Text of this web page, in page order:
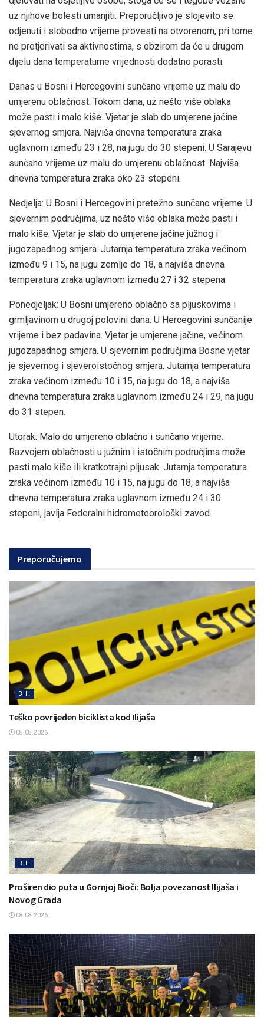
uz njihove bolesti umanjiti. Preporučljivo je slojevito se
odjenuti i slobodno vrijeme provesti na otvorenom, pri tome
ne pretjerivati sa aktivnostima, s obzirom da će u drugom
dijelu dana temperaturne vrijednosti dodatno porasti.
Danas u Bosni i Hercegovini sunčano vrijeme uz malu do
umjerenu oblačnost. Tokom dana, uz nešto više oblaka
može pasti i malo kiše. Vjetar je slab do umjerene jačine
sjevernog smjera. Najviša dnevna temperatura zraka
uglavnom između 23 i 28, na jugu do 30 stepeni. U Sarajevu
sunčano vrijeme uz malu do umjerenu oblačnost. Najviša
dnevna temperatura zraka oko 23 stepeni.
Nedjelja: U Bosni i Hercegovini pretežno sunčano vrijeme. U
sjevernim područjima, uz nešto više oblaka može pasti i
malo kiše. Vjetar je slab do umjerene jačine južnog i
jugozapadnog smjera. Jutarnja temperatura zraka većinom
između 9 i 15, na jugu zemlje do 18, a najviša dnevna
temperatura zraka uglavnom između 27 i 32 stepena.
Ponedjeljak: U Bosni umjereno oblačno sa pljuskovima i
grmljavinom u drugoj polovini dana. U Hercegovini sunčanije
vrijeme i bez padavina. Vjetar je umjerene jačine, većinom
jugozapadnog smjera. U sjevernim područjima Bosne vjetar
je sjevernog i sjeveroistočnog smjera. Jutarnja temperatura
zraka većinom između 10 i 15, na jugu do 18, a najviša
dnevna temperatura zraka uglavnom između 24 i 29, na jugu
do 31 stepen.
Utorak: Malo do umjereno oblačno i sunčano vrijeme.
Razvojem oblačnosti u južnim i istočnim područjima može
pasti malo kiše ili kratkotrajni pljusak. Jutarnja temperatura
zraka većinom između 10 i 15, na jugu do 18, a najviša
dnevna temperatura zraka uglavnom između 24 i 30
stepeni, javlja Federalni hidrometeorološki zavod.
Preporučujemo
BIH
Teško povrijeđen biciklista kod Ilijaša
08.08.2026.
BIH
Proširen dio puta u Gornjoj Bioči: Bolja povezanost Ilijaša i
Novog Grada
08.08.2026.